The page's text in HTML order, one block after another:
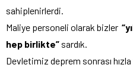
sahiplenirlerdi.
Maliye personeli olarak bizler
hep birlikte” sardık.
Devletimiz deprem sonrası hızla